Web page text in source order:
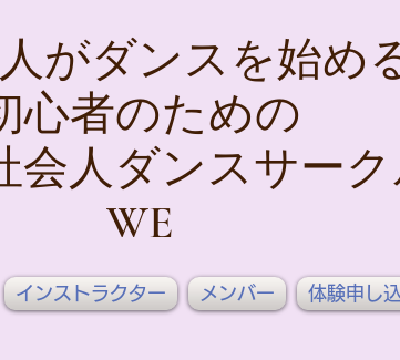
がダンスを始め
心者のための
会人ダンスサー
WE
インストラクター メンバー 体験申し